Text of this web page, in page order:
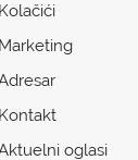
Kolačići
Marketing
Kontakt
oglasi